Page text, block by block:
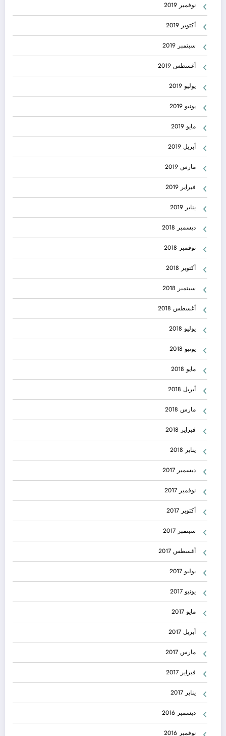
نوفمبر 2019
أكتوبر 2019
سبتمبر 2019
أغسطس 2019
يوليو 2019
يونيو 2019
مايو 2019
أبريل 2019
مارس 2019
فبراير 2019
يناير 2019
ديسمبر 2018
نوفمبر 2018
أكتوبر 2018
سبتمبر 2018
أغسطس 2018
يوليو 2018
يونيو 2018
مايو 2018
أبريل 2018
مارس 2018
فبراير 2018
يناير 2018
ديسمبر 2017
نوفمبر 2017
أكتوبر 2017
سبتمبر 2017
أغسطس 2017
يوليو 2017
يونيو 2017
مايو 2017
أبريل 2017
مارس 2017
فبراير 2017
يناير 2017
ديسمبر 2016
نوفمبر 2016